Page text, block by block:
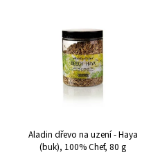
Nejdražší
Nejprodávanější
Abecedně
Aladin dřevo na uzení - Haya
(buk), 100% Chef, 80 g